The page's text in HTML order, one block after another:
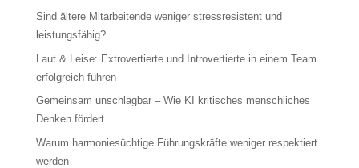
Sind ältere Mitarbeitende weniger stressresistent und
leistungsfähig?
Laut & Leise: Extrovertierte und Introvertierte in einem Team
erfolgreich führen
Gemeinsam unschlagbar – Wie KI kritisches menschliches
Denken fördert
Warum harmoniesüchtige Führungskräfte weniger respektiert
werden